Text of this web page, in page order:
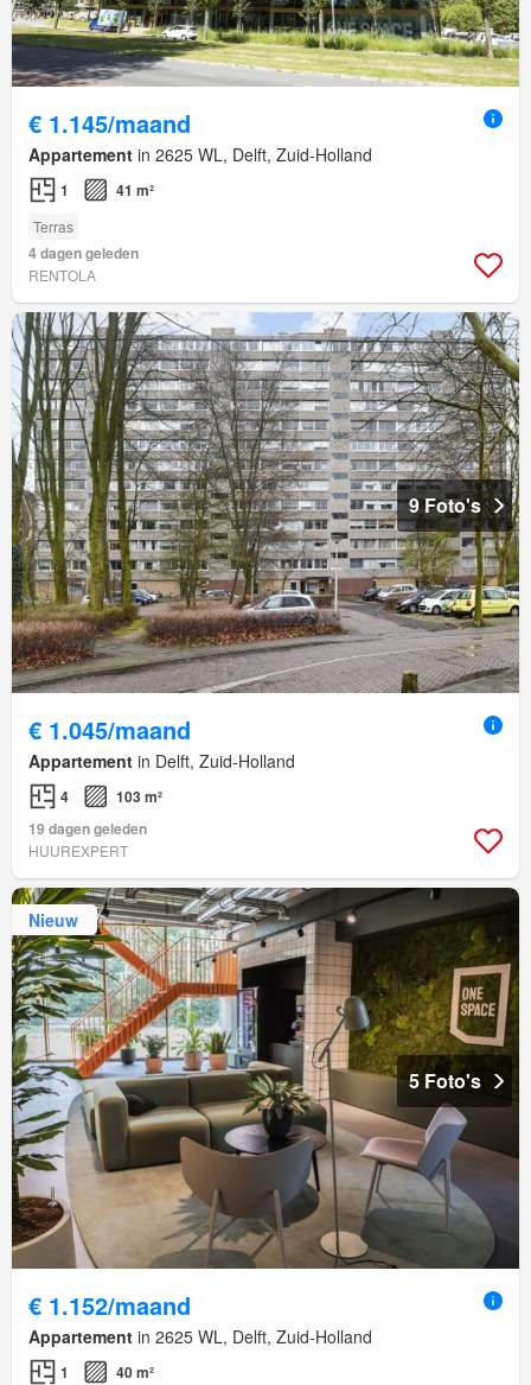
€ 1.145/maand
Appartement in 2625 WL, Delft, Zuid-Holland
1 41 m²
Terras
4 dagen geleden
RENTOLA
9 Foto's
€ 1.045/maand
Appartement in Delft, Zuid-Holland
4
103 m²
19 dagen geleden
HUUREXPERT
Nieuw
5 Foto's
€ 1.152/maand
Appartement in 2625 WL, Delft, Zuid-Holland
1 40 m²